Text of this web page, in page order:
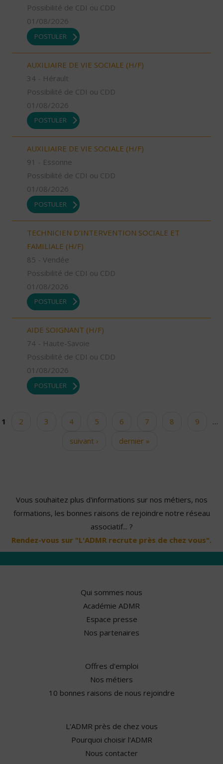
Possibilité de CDI ou CDD
01/08/2026
POSTULER
AUXILIAIRE DE VIE SOCIALE (H/F)
34 - Hérault
Possibilité de CDI ou CDD
01/08/2026
POSTULER
AUXILIAIRE DE VIE SOCIALE (H/F)
91 - Essonne
Possibilité de CDI ou CDD
01/08/2026
POSTULER
TECHNICIEN D’INTERVENTION SOCIALE ET
FAMILIALE (H/F)
85 - Vendée
Possibilité de CDI ou CDD
01/08/2026
POSTULER
AIDE SOIGNANT (H/F)
74 - Haute-Savoie
Possibilité de CDI ou CDD
01/08/2026
POSTULER
Pages
1 2 3 4 5 6 7 8 9
…
suivant ›
dernier »
Vous souhaitez plus d'informations sur nos métiers, nos
formations, les bonnes raisons de rejoindre notre réseau
associatif... ?
Rendez-vous sur "L'ADMR recrute près de chez vous".
Qui sommes nous
Académie ADMR
Espace presse
Nos partenaires
Offres d'emploi
Nos métiers
10 bonnes raisons de nous rejoindre
L'ADMR près de chez vous
Pourquoi choisir l'ADMR
Nous contacter